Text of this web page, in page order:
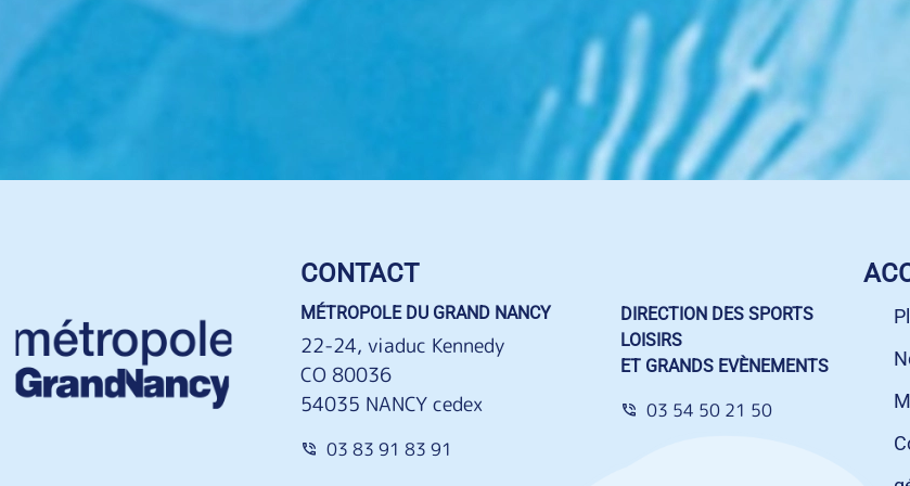
CONTACT
MÉTROPOLE DU GRAND NANCY
22-24, viaduc Kennedy
CO 80036
54035 NANCY cedex
03 83 91 83 91
DIRECTION DES SPORTS
LOISIRS
ET GRANDS EVÈNEMENTS
03 54 50 21 50